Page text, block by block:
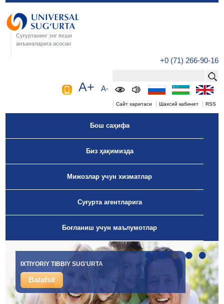
Суғуртанинг энг яхши
анъаналарига асосан
+0 (71) 266-90-16
A+ A-
Сайт харитаси Шахсий кабинет RSS
Бош саҳифа
Биз ҳақимизда
Мижозлар учун хизматлар
Суғурта агентларига
Боғланиш учун маълумотлар
IXTIYORIY TIBBIY SUG'URTA
Batafsil
•••••